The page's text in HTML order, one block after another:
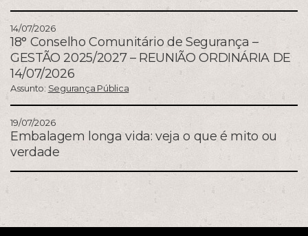
14/07/2026
18° Conselho Comunitário de Segurança –
GESTÃO 2025/2027 – REUNIÃO ORDINÁRIA DE
14/07/2026
Assunto: Segurança Pública
19/07/2026
Embalagem longa vida: veja o que é mito ou
verdade